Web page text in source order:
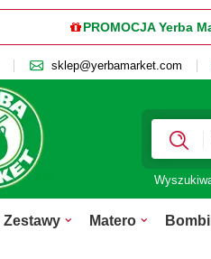
PROMOCJA Yerba
sklep@yerbamarket.com
Zestawy Matero